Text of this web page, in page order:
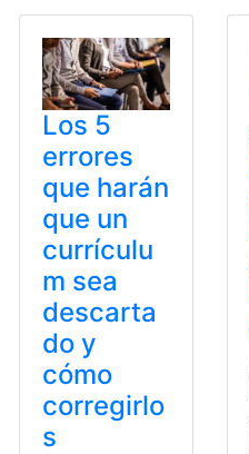
Los 5
errores
que harán
que un
currículu
m sea
descarta
do y
cómo
corregirlo
s